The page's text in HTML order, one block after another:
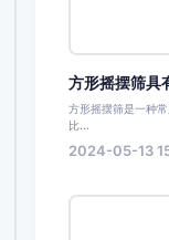
方形摇摆筛具
方形摇摆筛是一种常
比...
2024-05-13